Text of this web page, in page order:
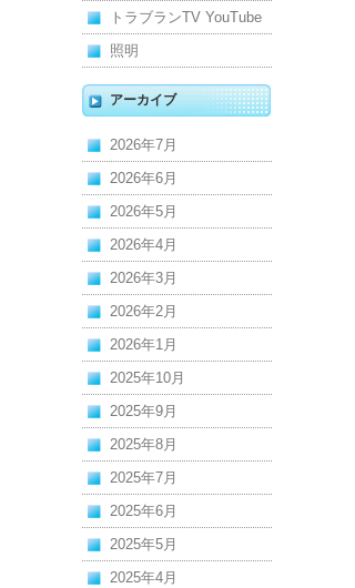
トラブランTV YouTube
照明
アーカイブ
2026年7月
2026年6月
2026年5月
2026年4月
2026年3月
2026年2月
2026年1月
2025年10月
2025年9月
2025年8月
2025年7月
2025年6月
2025年5月
2025年4月